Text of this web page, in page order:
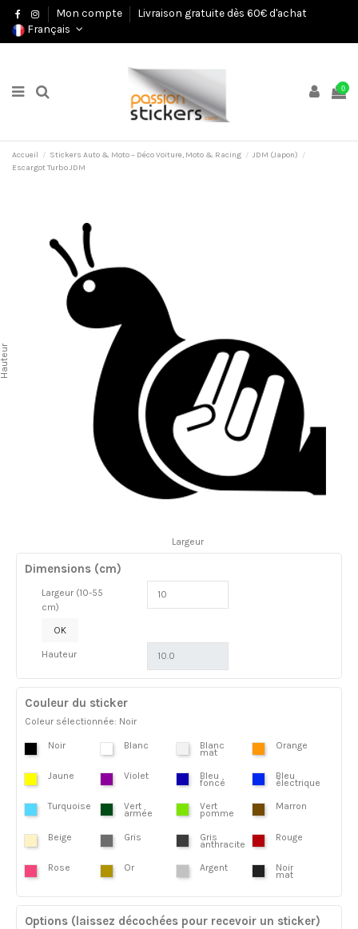
Mon compte
Livraison gratuite dès 60€ d'achat
Français
0
Accueil Stickers Auto & Moto – Déco Voiture, Moto & Racing
JDM (Japon)
Escargot Turbo JDM
Largeur
Dimensions (cm)
Largeur (10-55
cm)
OK
Hauteur
Couleur du sticker
Coleur sélectionnée: Noir
Noir Blanc Blanc
mat
Orange
Jaune Violet Bleu
foncé
Bleu
électrique
Turquoise Vert
armée
Vert
pomme
Marron
Beige Gris Gris
anthracite
Rouge
Rose Or Argent Noir
mat
Options (laissez décochées pour recevoir un sticker)